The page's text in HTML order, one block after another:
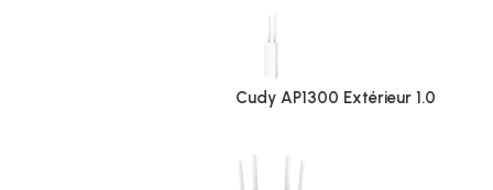
Cudy AP1300 Extérieur 1.0